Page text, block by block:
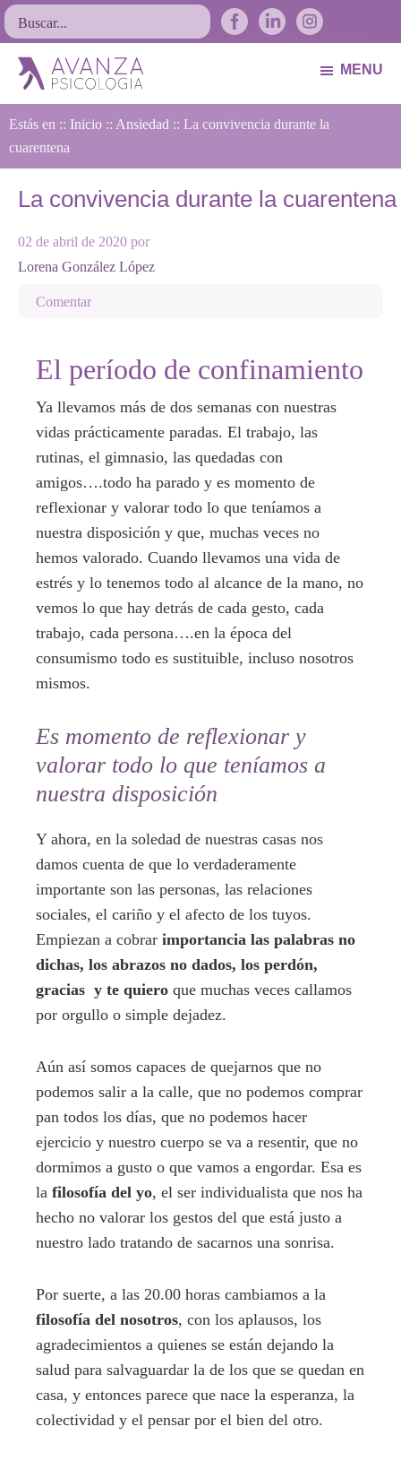
Saltar
a
navegación
principal
Saltar
al
contenido
principal
Saltar
al
pie
página
Buscar...
Avanza
Psicología
MENU
Estás en :: Inicio :: Ansiedad :: La convivencia durante la
cuarentena
La convivencia durante la cuarentena
02 de abril de 2020 por
Lorena González López
Comentar
El período de confinamiento
Ya llevamos más de dos semanas con nuestras
vidas prácticamente paradas. El trabajo, las
rutinas, el gimnasio, las quedadas con
amigos….todo ha parado y es momento de
reflexionar y valorar todo lo que teníamos a
nuestra disposición y que, muchas veces no
hemos valorado. Cuando llevamos una vida de
estrés y lo tenemos todo al alcance de la mano, no
vemos lo que hay detrás de cada gesto, cada
trabajo, cada persona….en la época del
consumismo todo es sustituible, incluso nosotros
mismos.
Es momento de reflexionar y
valorar todo lo que teníamos a
nuestra disposición
Y ahora, en la soledad de nuestras casas nos
damos cuenta de que lo verdaderamente
importante son las personas, las relaciones
sociales, el cariño y el afecto de los tuyos.
Empiezan a cobrar importancia las palabras no
dichas, los abrazos no dados, los perdón,
gracias y te quiero que muchas veces callamos
por orgullo o simple dejadez.
Aún así somos capaces de quejarnos que no
podemos salir a la calle, que no podemos comprar
pan todos los días, que no podemos hacer
ejercicio y nuestro cuerpo se va a resentir, que no
dormimos a gusto o que vamos a engordar. Esa es
la filosofía del yo, el ser individualista que nos ha
hecho no valorar los gestos del que está justo a
nuestro lado tratando de sacarnos una sonrisa.
Por suerte, a las 20.00 horas cambiamos a la
filosofía del nosotros, con los aplausos, los
agradecimientos a quienes se están dejando la
salud para salvaguardar la de los que se quedan en
casa, y entonces parece que nace la esperanza, la
colectividad y el pensar por el bien del otro.